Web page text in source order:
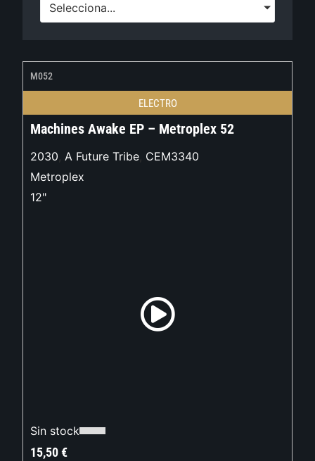
Selecciona...
M052
ELECTRO
Machines Awake EP – Metroplex 52
2030, A Future Tribe, CEM3340
Metroplex
12"
Sin stock
15,50€